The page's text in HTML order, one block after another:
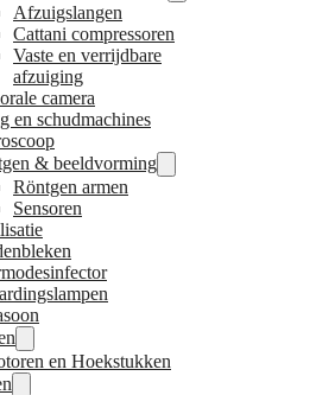
Afzuigslangen
Cattani compressoren
Vaste en verrijdbare
afzuiging
camera
en schudmachines
& beeldvorming
Röntgen armen
Sensoren
en Hoekstukken